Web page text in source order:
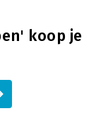
koop je